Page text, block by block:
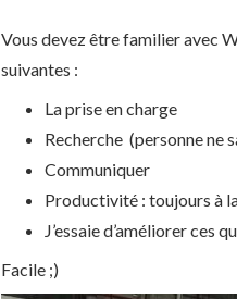
Vous devez être familier avec
suivantes :
La prise en charge
Recherche (personne ne
Communiquer
Productivité : toujours à
J’essaie d’améliorer ces
Facile ;)